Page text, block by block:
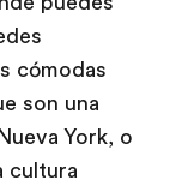
cómodas
son una
York, o
cultura